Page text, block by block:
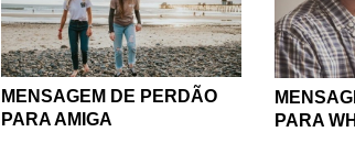
MENSAGEM DE PERDÃO
PARA AMIGA
PARA